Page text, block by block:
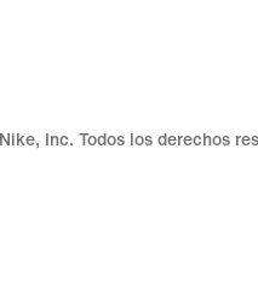
Nike, Inc. Todos los derechos